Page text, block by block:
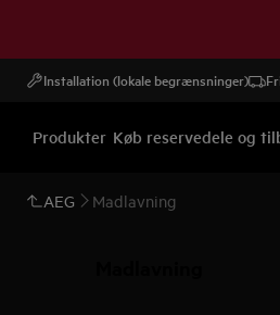
Installation (lokale begrænsninger)
Produkter Køb reservedele og
AEG Madlavning